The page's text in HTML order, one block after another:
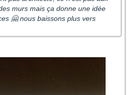
murs mais ça donne une idée
🤗 nous baissons plus vers